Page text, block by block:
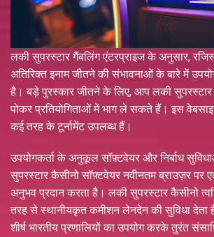
लकी सुपरस्टार गैंबलिंग एंटरप्राइज के अनुसार,
अतिरिक्त इनाम जीतने की संभावनाओं के बारे में
है। बड़े पुरस्कार जीतने के लिए, आप लकी
पोकर प्रतियोगिताओं में भाग ले सकते हैं। इस
कई तरह के टूर्नामेंट उपलब्ध हैं।
उपयोगकर्ता के अनुकूल सॉफ़्टवेयर और निर्बाध
सुपरस्टार कैसीनो सॉफ़्टवेयर नवीनतम ब्राउज़र पर
अनुभव प्रदान करता है। लकी सुपरस्टार कैसीनो
तरह से स्थानीयकृत कमीशन लेनदेन की सुविधा देता
शीर्ष भारतीय प्रणालियों का उपयोग करके तुरंत